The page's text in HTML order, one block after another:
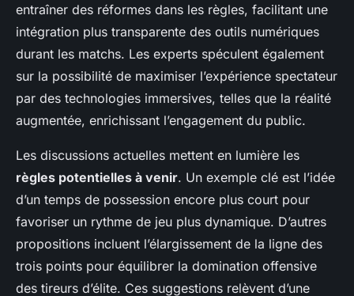
entraîner des réformes dans les règles, facilitant une
intégration plus transparente des outils numériques
durant les matchs. Les experts spéculent également
sur la possibilité de maximiser l’expérience spectateur
par des technologies immersives, telles que la réalité
augmentée, enrichissant l’engagement du public.
Les discussions actuelles mettent en lumière les
règles potentielles à venir. Un exemple clé est l’idée
d’un temps de possession encore plus court pour
favoriser un rythme de jeu plus dynamique. D’autres
propositions incluent l’élargissement de la ligne des
trois points pour équilibrer la domination offensive
des tireurs d’élite. Ces suggestions relèvent d’une